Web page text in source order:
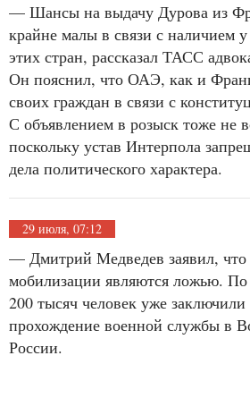
— Шансы на выдачу Дурова из
крайне малы в связи с наличием у
этих стран, рассказал ТАСС
Он пояснил, что ОАЭ, как и
своих граждан в связи с
С объявлением в розыск тоже не
поскольку устав Интерпола
дела политического характера.
29 июля, 07:12
— Дмитрий Медведев заявил,
мобилизации являются ложью. По
200 тысяч человек уже заключили
прохождение военной службы в
России.